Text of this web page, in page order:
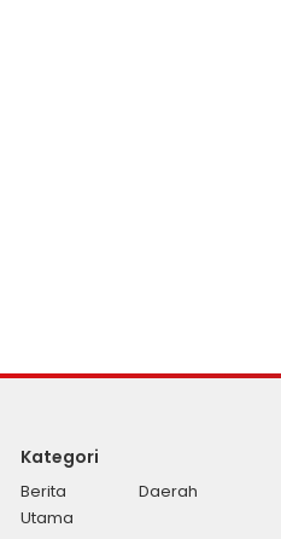
Kategori
Berita
Utama
Daerah